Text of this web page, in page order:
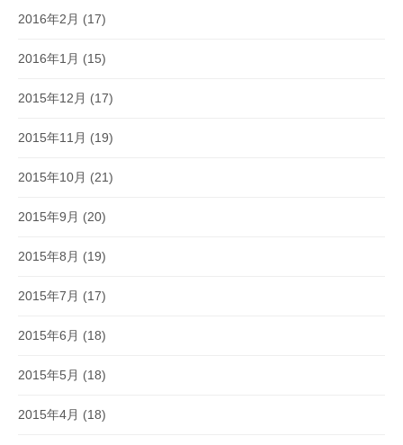
2016年2月 (17)
2016年1月 (15)
2015年12月 (17)
2015年11月 (19)
2015年10月 (21)
2015年9月 (20)
2015年8月 (19)
2015年7月 (17)
2015年6月 (18)
2015年5月 (18)
2015年4月 (18)